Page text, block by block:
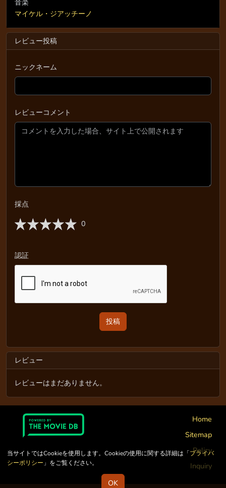
当サイトではCookieを使用します。Cookieの使用に関する詳細は「プライバ
シーポリシー 」をご覧ください。
OK
音楽
マイケル・ジアッチーノ
レビュー投稿
ニックネーム
レビューコメント
採点
0
認証
レビュー
レビューはまだありません。
Home
Sitemap
Policy
Inquiry